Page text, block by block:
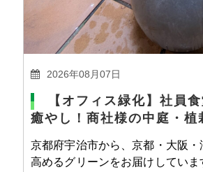
2026年08月07日
【オフィス緑化】社員
癒やし！商社様の中庭・植
京都府宇治市から、京都・大阪
高めるグリーンをお届けしていま